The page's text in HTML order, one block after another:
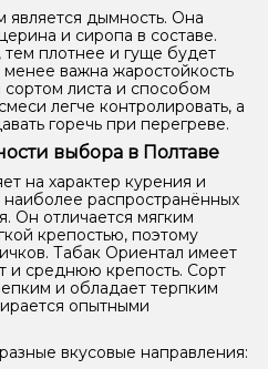
дымность. Она
и сиропа в составе.
плотнее и гуще будет
важна жаростойкость
листа и способом
легче контролировать, а
горечь при перегреве.
выбора в Полтаве
на характер курения и
распространённых
Он отличается мягким
крепостью, поэтому
Табак Ориентал имеет
и среднюю крепость. Сорт
и обладает терпким
опытными
вкусовые направления: